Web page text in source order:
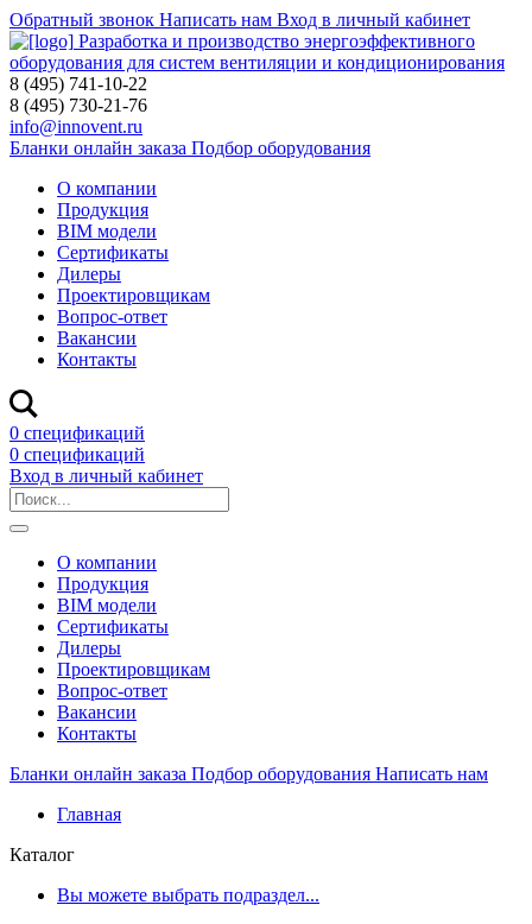
Обратный звонок Написать нам Вход в личный кабинет
Разработка и производство энергоэффективного
оборудования для систем вентиляции и кондиционирования
8 (495) 741-10-22
8 (495) 730-21-76
info@innovent.ru
Бланки онлайн заказа Подбор оборудования
О компании
Продукция
BIM модели
Сертификаты
Дилеры
Проектировщикам
Вопрос-ответ
Вакансии
Контакты
0 спецификаций
0 спецификаций
Вход в личный кабинет
О компании
Продукция
BIM модели
Сертификаты
Дилеры
Проектировщикам
Вопрос-ответ
Вакансии
Контакты
Бланки онлайн заказа Подбор оборудования Написать нам
Главная
Каталог
Вы можете выбрать подраздел...